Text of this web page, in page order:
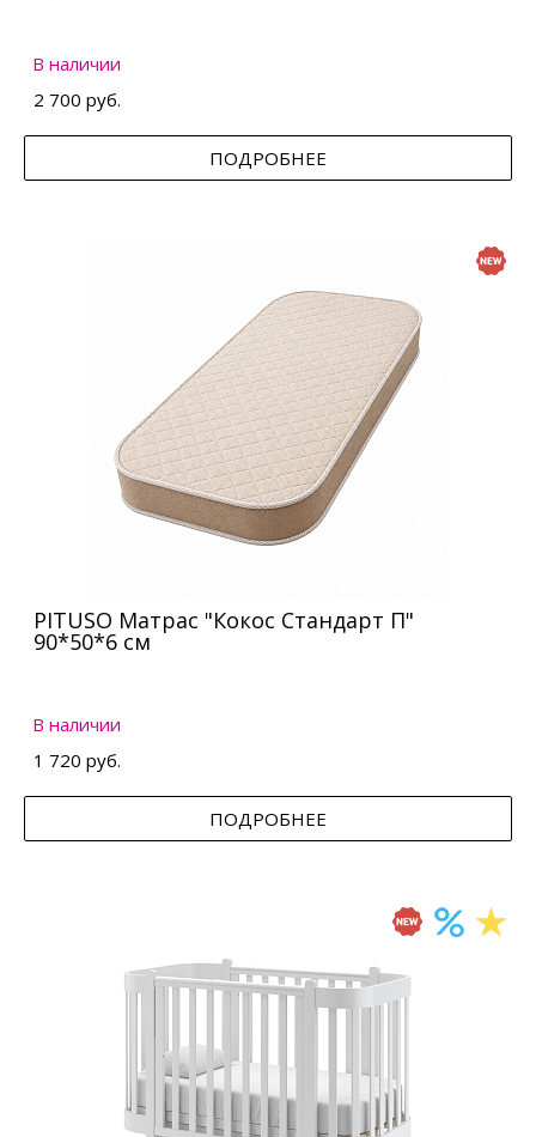
В наличии
2 700 руб.
ПОДРОБНЕЕ
PITUSO Матрас "Кокос Стандарт П"
90*50*6 см
В наличии
1 720 руб.
ПОДРОБНЕЕ